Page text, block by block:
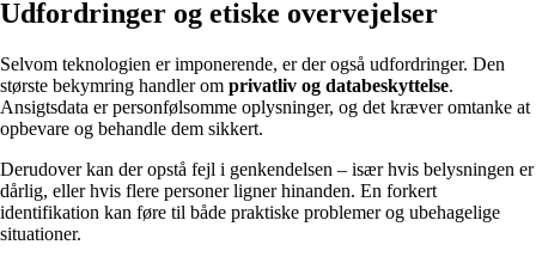
Udfordringer og etiske overvejelser
Selvom teknologien er imponerende, er der også udfordringer. Den
største bekymring handler om privatliv og databeskyttelse.
Ansigtsdata er personfølsomme oplysninger, og det kræver omtanke at
opbevare og behandle dem sikkert.
Derudover kan der opstå fejl i genkendelsen – især hvis belysningen er
dårlig, eller hvis flere personer ligner hinanden. En forkert
identifikation kan føre til både praktiske problemer og ubehagelige
situationer.